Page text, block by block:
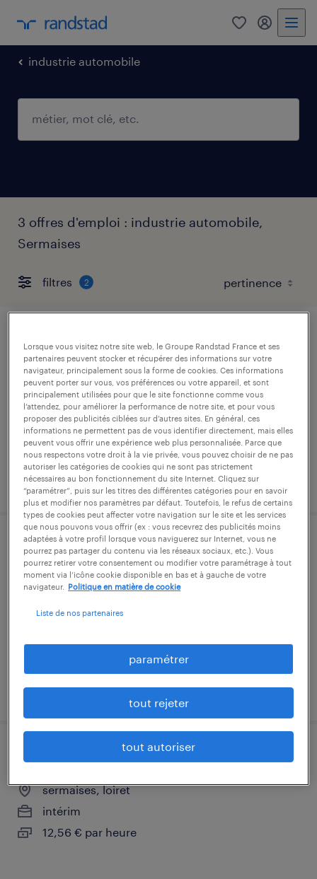
0 mon
industrie automobile
3 offres d'emploi : industrie automobile,
Sermaises
filtres 2
opérateur de production f/h
sermaises, loiret
intérim
12,31 € par heure
publié le 31 juillet 2026
soudeur mig/mag (f/h)
sermaises, loiret
publié le 31 juillet 2026
agent logistique f/h
sermaises, loiret
intérim
12,56 € par heure
Lorsque vous visitez notre site web, le Groupe Randstad France et ses
partenaires peuvent stocker et récupérer des informations sur votre
navigateur, principalement sous la forme de cookies. Ces informations
peuvent porter sur vous, vos préférences ou votre appareil, et sont
principalement utilisées pour que le site fonctionne comme vous
l’attendez, pour améliorer la performance de notre site, et pour vous
proposer des publicités ciblées sur d’autres sites. En général, ces
informations ne permettent pas de vous identifier directement, mais elles
peuvent vous offrir une expérience web plus personnalisée. Parce que
nous respectons votre droit à la vie privée, vous pouvez choisir de ne pas
autoriser les catégories de cookies qui ne sont pas strictement
nécessaires au bon fonctionnement du site Internet. Cliquez sur
“paramétrer”, puis sur les titres des différentes catégories pour en savoir
plus et modifier nos paramètres par défaut. Toutefois, le refus de certains
types de cookies peut affecter votre navigation sur le site et les services
que nous pouvons vous offrir (ex : vous recevrez des publicités moins
adaptées à votre profil lorsque vous naviguerez sur Internet, vous ne
pourrez pas partager du contenu via les réseaux sociaux, etc.). Vous
pourrez retirer votre consentement ou modifier votre paramétrage à tout
moment via l’icône cookie disponible en bas et à gauche de votre
navigateur.
Politique en matière de cookie
Liste de nos partenaires
paramétrer
tout rejeter
tout autoriser